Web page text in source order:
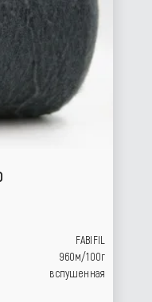
FABIFIL
960м/100г
вспушенная